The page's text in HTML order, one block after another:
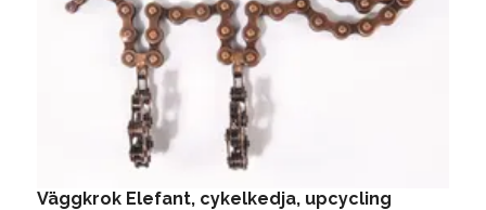
Väggkrok Elefant, cykelkedja, upcycling